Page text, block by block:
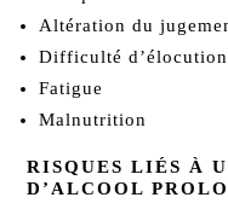
Altération du
Difficulté d’élocution
Fatigue
Malnutrition
RISQUES LIÉS À
D’ALCOOL